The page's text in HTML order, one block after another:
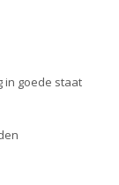
in goede staat